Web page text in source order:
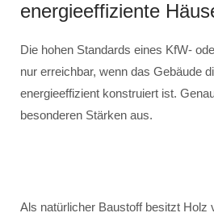
energieeffiziente
Die hohen Standards eines KfW-
nur erreichbar, wenn das Gebäude
energieeffizient konstruiert ist.
besonderen Stärken aus.
Als natürlicher Baustoff besitzt Holz